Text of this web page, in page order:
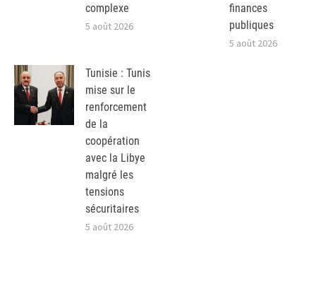
complexe
5 août 2026
finances
publiques
5 août 2026
Tunisie : Tunis
mise sur le
renforcement
de la
coopération
avec la Libye
malgré les
tensions
sécuritaires
5 août 2026